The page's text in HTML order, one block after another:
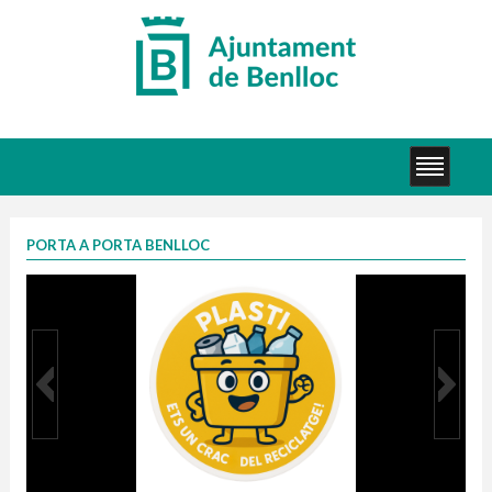
PORTA A PORTA BENLLOC